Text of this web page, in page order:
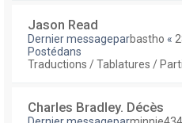
Jason Read
Dernier messageparbastho «
Postédans
Traductions / Tablatures /
Charles Bradley. Décès